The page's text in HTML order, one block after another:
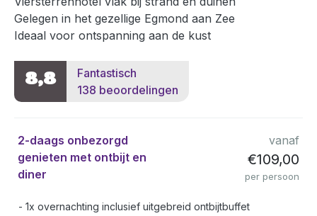
Gelegen in het gezellige Egmond aan Zee
Ideaal voor ontspanning aan de kust
8,8
Fantastisch
138 beoordelingen
2-daags onbezorgd
genieten met ontbijt en
diner
vanaf
€109,00
per persoon
1x overnachting inclusief uitgebreid ontbijtbuffet